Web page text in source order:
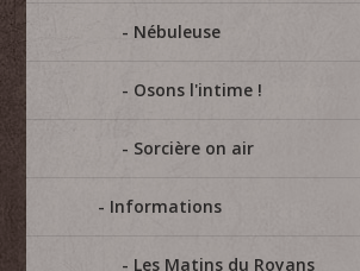
Nébuleuse
Osons l'intime !
Sorcière on air
Informations
Les Matins du Royans